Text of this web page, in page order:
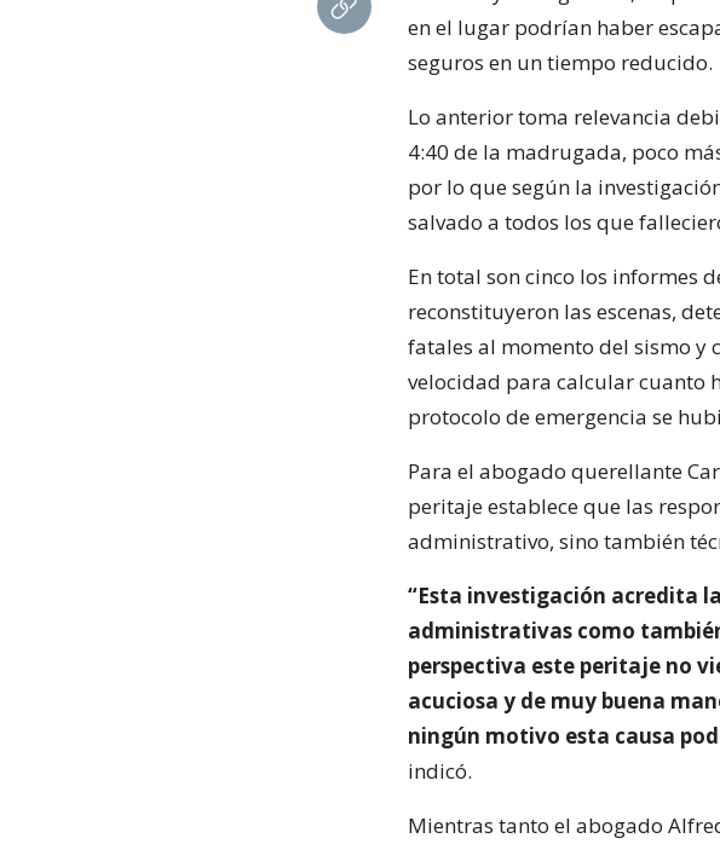
en el lugar podrían haber
seguros en un tiempo reducido.
Lo anterior toma relevancia
4:40 de la madrugada, poco
por lo que según la
salvado a todos los que
En total son cinco los informes
reconstituyeron las escenas,
fatales al momento del sismo y
velocidad para calcular cuanto
protocolo de emergencia se
Para el abogado querellante
peritaje establece que las
administrativo, sino también
“Esta investigación acredita
administrativas como
perspectiva este peritaje no
acuciosa y de muy buena
ningún motivo esta causa
indicó.
Mientras tanto el abogado